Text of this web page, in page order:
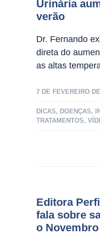
Urinária
verão
Dr. Fernando
direta do
as altas
7 DE FEVEREIRO
DICAS, DOENÇAS,
TRATAMENTOS,
Editora
fala sobre
o